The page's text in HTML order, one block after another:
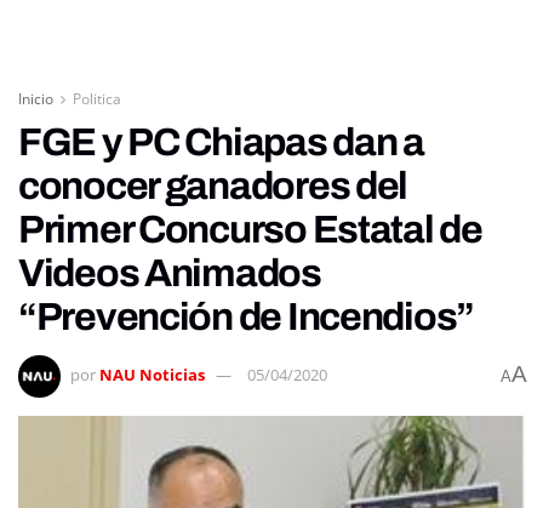
Inicio Politica
FGE y PC Chiapas dan a
conocer ganadores del
Primer Concurso Estatal de
Videos Animados
“Prevención de Incendios”
por NAU Noticias 05/04/2020 AA